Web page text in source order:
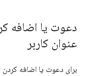
دعوت یا اضافه
عنوان کاربر
برای دعوت یا اضافه کردن